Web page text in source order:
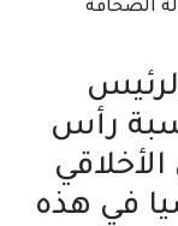
الصحافة
رأس
في هذه